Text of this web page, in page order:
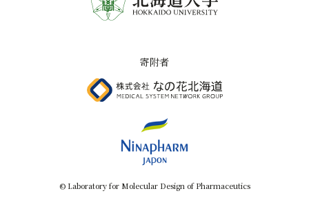
寄附者
© Laboratory for Molecular Design of Pharmaceutics